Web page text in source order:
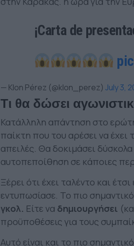
¡Carta de
— Klon Pérez (@klon_perez) July 3,
Τι θα δώσει
Κατάλληλη απάντηση στο
παίκτη που του αρέσει να έχει
απειλές. Θα δοκιμάσει
αυτοπεποίθηση σε κάποιες
Ξέρει ότι έχει ταλέντο και
εντυπωσίασε. Το πιο
γκολ. Είτε να δημιουργήσει
προϋποθέσεις για τους
Αυτό είναι και το πιο